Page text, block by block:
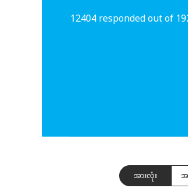
12404 responded out of
အားလုံး